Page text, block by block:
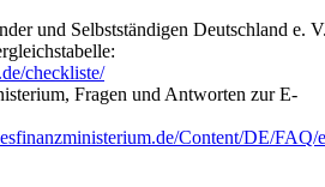
und Selbstständigen Deutschland e.
checkliste/
Fragen und Antworten zur E-
Content/DE/FAQ/